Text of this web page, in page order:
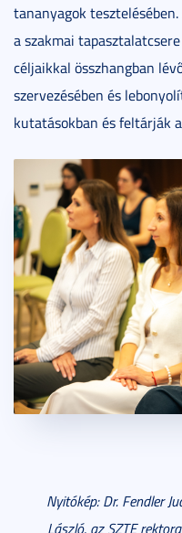
tananyagok
a szakmai
céljaikkal összhangban
szervezésében és
kutatásokban és feltárják
Nyitókép: Dr. Fendler
László, az SZTE